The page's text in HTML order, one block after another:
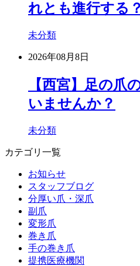
れとも進行する？
未分類
2026年08月8日
【西宮】足の爪
いませんか？
未分類
カテゴリ一覧
お知らせ
スタッフブログ
分厚い爪・深爪
副爪
変形爪
巻き爪
手の巻き爪
提携医療機関